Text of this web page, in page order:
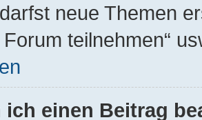
neue Themen
teilnehmen“
ich einen Beitrag